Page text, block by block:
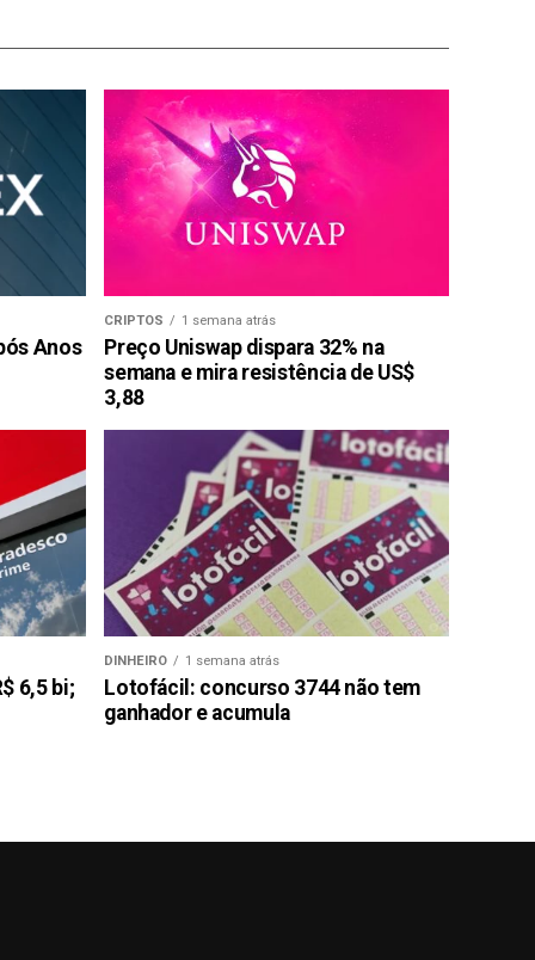
Anos
CRIPTOS 1 semana atrás
Preço Uniswap dispara 32% na
semana e mira resistência de US$
3,88
6,5 bi;
DINHEIRO 1 semana atrás
Lotofácil: concurso 3744 não tem
ganhador e acumula